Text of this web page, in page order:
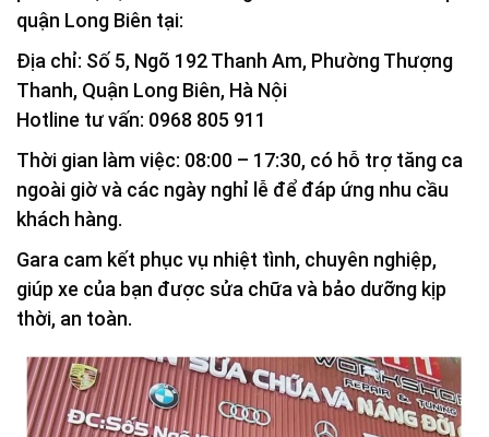
quận Long Biên tại:
Địa chỉ: Số 5, Ngõ 192 Thanh Am, Phường Thượng
Thanh, Quận Long Biên, Hà Nội
Hotline tư vấn: 0968 805 911
Thời gian làm việc: 08:00 – 17:30, có hỗ trợ tăng ca
ngoài giờ và các ngày nghỉ lễ để đáp ứng nhu cầu
khách hàng.
Gara cam kết phục vụ nhiệt tình, chuyên nghiệp,
giúp xe của bạn được sửa chữa và bảo dưỡng kịp
thời, an toàn.